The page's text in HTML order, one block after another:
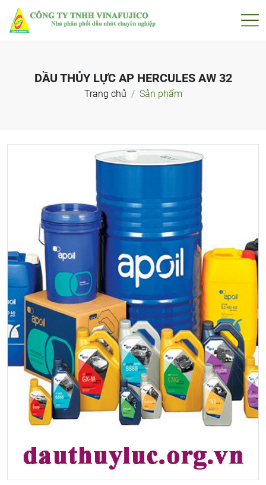
DẦU THỦY LỰC AP HERCULES AW 32
Trang chủ Sản phẩm